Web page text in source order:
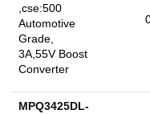
,cse:500
Automotive
Grade,
3A,55V Boost
Converter
MPQ3425DL-